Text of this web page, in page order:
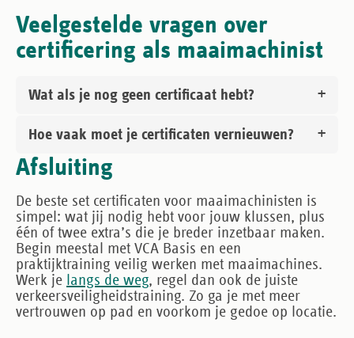
Veelgestelde vragen over
certificering als maaimachinist
Wat als je nog geen certificaat hebt?
Hoe vaak moet je certificaten vernieuwen?
Afsluiting
De beste set certificaten voor maaimachinisten is
simpel: wat jij nodig hebt voor jouw klussen, plus
één of twee extra’s die je breder inzetbaar maken.
Begin meestal met VCA Basis en een
praktijktraining veilig werken met maaimachines.
Werk je langs de weg, regel dan ook de juiste
verkeersveiligheidstraining. Zo ga je met meer
vertrouwen op pad en voorkom je gedoe op locatie.